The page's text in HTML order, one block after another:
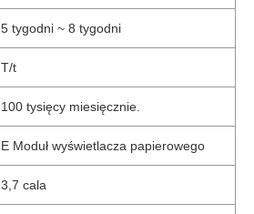
5 tygodni ~ 8 tygodni
T/t
100 tysięcy miesięcznie.
E Moduł wyświetlacza papierowego
3,7 cala